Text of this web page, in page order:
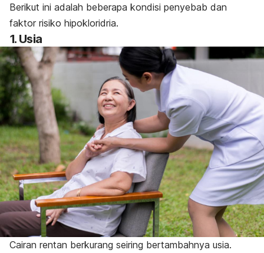
Berikut ini adalah beberapa kondisi penyebab dan
faktor risiko hipokloridria.
1. Usia
Cairan rentan berkurang seiring bertambahnya usia.